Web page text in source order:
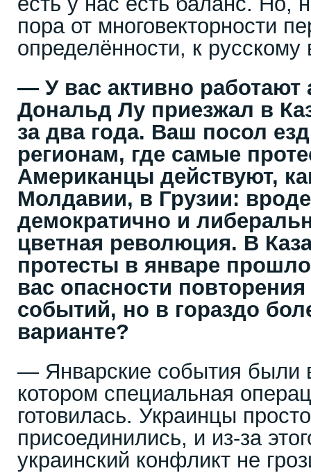
пора от многовекторности
определённости, к русскому
— У вас активно
Дональд Лу приезжал в
за два года. Ваш посол
регионам, где самые
Американцы действуют,
Молдавии, в Грузии:
демократично и
цветная революция. В
протесты в январе
вас опасности
событий, но в гораздо
варианте?
— Январские события были
котором специальная
готовилась. Украинцы
присоединились, и из-за
украинский конфликт не